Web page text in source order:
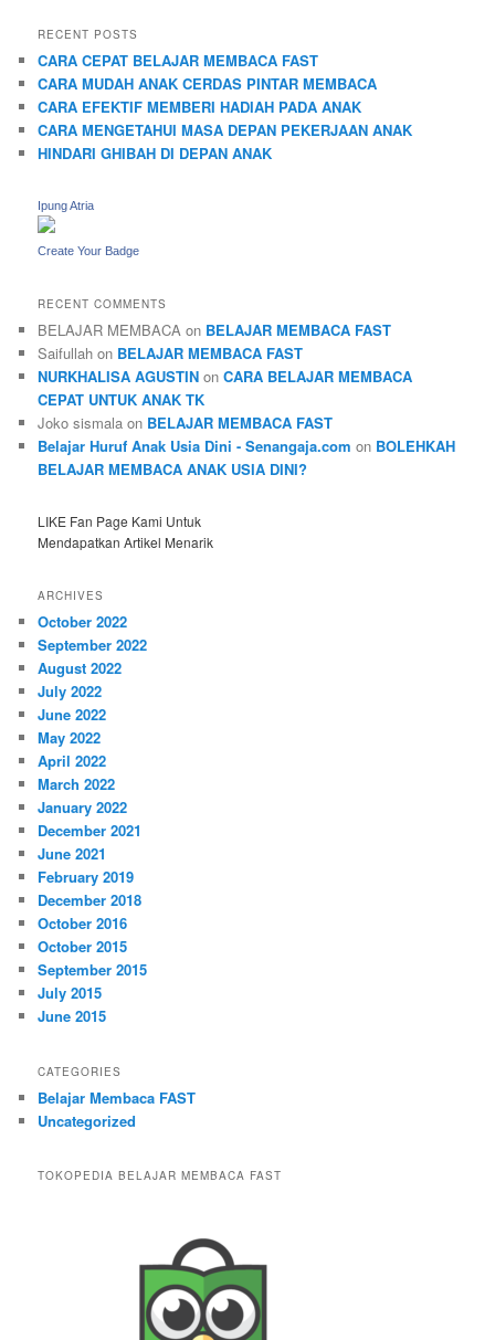
RECENT POSTS
CARA CEPAT BELAJAR MEMBACA FAST
CARA MUDAH ANAK CERDAS PINTAR MEMBACA
CARA EFEKTIF MEMBERI HADIAH PADA ANAK
CARA MENGETAHUI MASA DEPAN PEKERJAAN ANAK
HINDARI GHIBAH DI DEPAN ANAK
Ipung Atria
Create Your Badge
RECENT COMMENTS
BELAJAR MEMBACA on BELAJAR MEMBACA FAST
Saifullah on BELAJAR MEMBACA FAST
NURKHALISA AGUSTIN onCARA BELAJAR MEMBACA
CEPAT UNTUK ANAK TK
Joko sismala on BELAJAR MEMBACA FAST
Belajar Huruf Anak Usia Dini - Senangaja.com on BOLEHKAH
BELAJAR MEMBACA ANAK USIA DINI?
LIKE Fan Page Kami Untuk
Mendapatkan Artikel Menarik
ARCHIVES
October 2022
September 2022
August 2022
July 2022
June 2022
May 2022
April 2022
March 2022
January 2022
December 2021
June 2021
February 2019
December 2018
October 2016
October 2015
September 2015
July 2015
June 2015
CATEGORIES
Belajar Membaca FAST
Uncategorized
TOKOPEDIA BELAJAR MEMBACA FAST